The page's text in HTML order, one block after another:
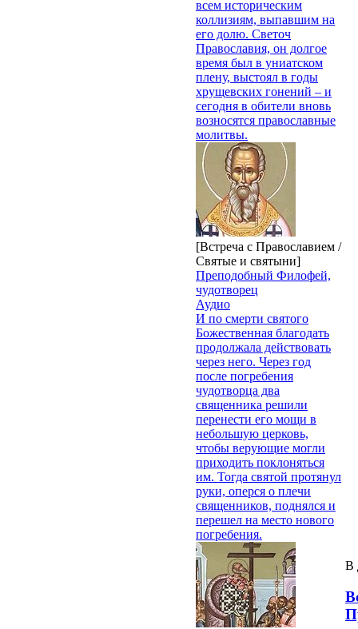
всем историческим
коллизиям, выпавшим на
его долю. Светоч
Православия, он долгое
время был в униатском
плену, выстоял в годы
хрущевских гонений – и
сегодня в обители вновь
возносятся православные
молитвы.
[Встреча с Православием /
Святые и святыни]
Преподобный Филофей,
чудотворец
Аудио
И по смерти святого
Божественная благодать
продолжала действовать
через него. Через год
после погребения
чудотворца два
священника решили
перенести его мощи в
небольшую церковь,
чтобы верующие могли
приходить поклоняться
им. Тогда святой протянул
руки, оперся о плечи
священников, поднялся и
перешел на место нового
погребения.
В